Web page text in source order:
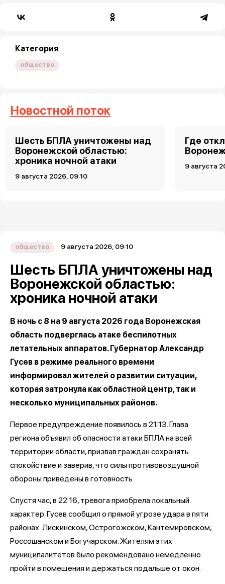
Категория
общество
Новостной поток
Шесть БПЛА уничтожены над
Воронежской областью:
хроника ночной атаки
9 августа 2026, 09:10
Где
9 августа
общество 9 августа 2026, 09:10
Шесть БПЛА уничтожены над
Воронежской областью:
хроника ночной атаки
В ночь с 8 на 9 августа 2026 года Воронежская
область подверглась атаке беспилотных
летательных аппаратов. Губернатор Александр
Гусев в режиме реального времени
информировал жителей о развитии ситуации,
которая затронула как областной центр, так и
несколько муниципальных районов.
Первое предупреждение появилось в 21:13. Глава
региона объявил об опасности атаки БПЛА на всей
территории области, призвав граждан сохранять
спокойствие и заверив, что силы противовоздушной
обороны приведены в готовность.
Спустя час, в 22:16, тревога приобрела локальный
характер. Гусев сообщил о прямой угрозе удара в пяти
районах: Лискинском, Острогожском, Кантемировском,
Россошанском и Богучарском. Жителям этих
муниципалитетов было рекомендовано немедленно
пройти в помещения и держаться подальше от окон.